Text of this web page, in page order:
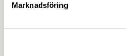
Marknadsföring